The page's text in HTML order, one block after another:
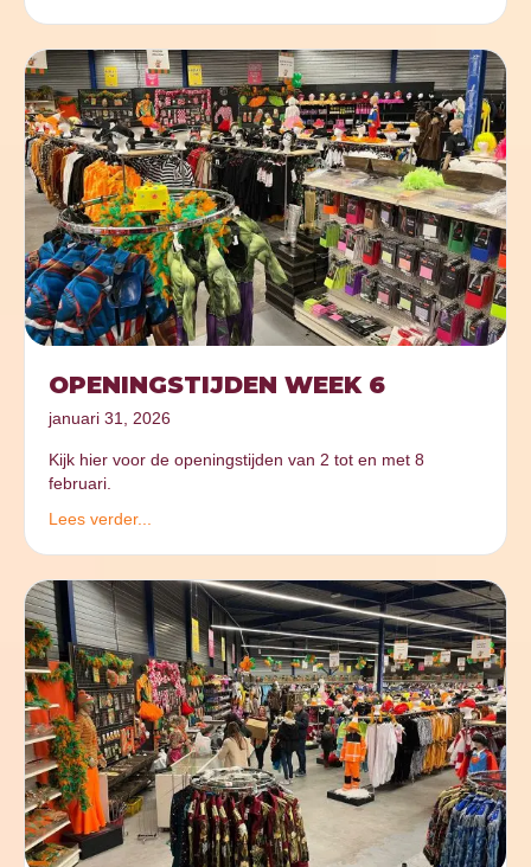
OPENINGSTIJDEN WEEK 6
januari 31, 2026
Kijk hier voor de openingstijden van 2 tot en met 8
februari.
Lees verder...